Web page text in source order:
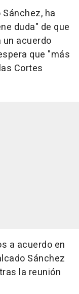
ha
duda" de que
un acuerdo
que "más
Cortes
a acuerdo en
Sánchez
la reunión